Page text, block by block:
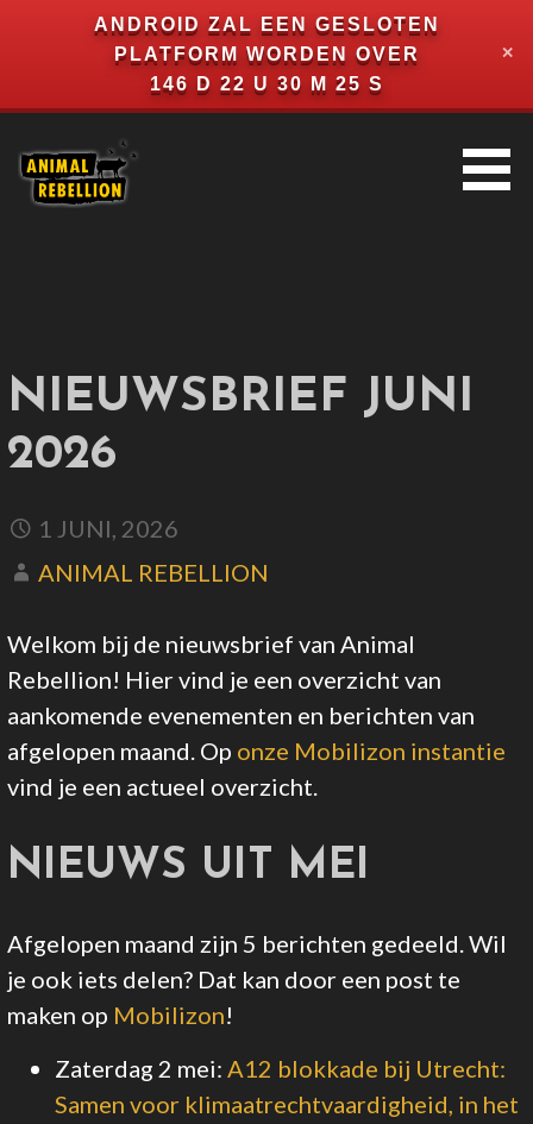
ANDROID ZAL EEN GESLOTEN
PLATFORM WORDEN OVER
146 D 22 U 30 M 24 S
✕
NIEUWSBRIEF JUNI
2026
1 JUNI, 2026
ANIMAL REBELLION
Welkom bij de nieuwsbrief van Animal
Rebellion! Hier vind je een overzicht van
aankomende evenementen en berichten van
afgelopen maand. Op onze Mobilizon instantie
vind je een actueel overzicht.
NIEUWS UIT MEI
Afgelopen maand zijn 5 berichten gedeeld. Wil
je ook iets delen? Dat kan door een post te
maken op Mobilizon!
Zaterdag 2 mei:A12 blokkade bij Utrecht:
Samen voor klimaatrechtvaardigheid, in het